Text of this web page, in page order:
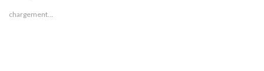
chargement…